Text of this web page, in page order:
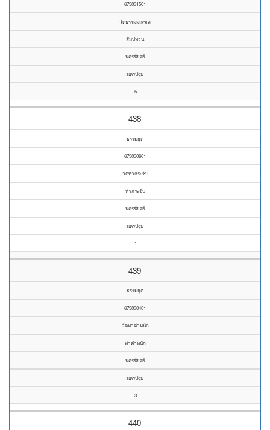
673031501
วัดธรรมมณฑล
สัมปทวน
นครชัยศรี
นครปฐม
5
438
ธรรมยุต
673030601
วัดท่ากระชับ
ท่ากระชับ
นครชัยศรี
นครปฐม
1
439
ธรรมยุต
673030401
วัดท่าตำหนัก
ท่าตำหนัก
นครชัยศรี
นครปฐม
3
440